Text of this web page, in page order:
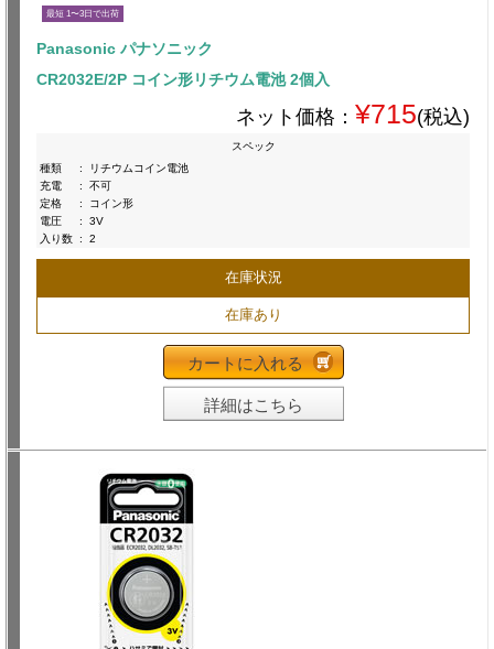
最短 1〜3日で出荷
Panasonic パナソニック
CR2032E/2P コイン形リチウム電池 2個入
ネット価格： ¥715(税込)
スペック
種類
:
リチウムコイン電池
充電
:
不可
定格
:
コイン形
電圧
:
3V
入り数 : 2
在庫状況
在庫あり
カートに入れる
詳細はこちら